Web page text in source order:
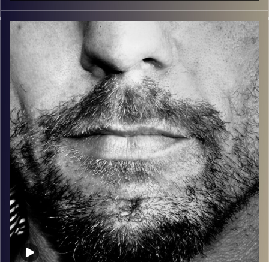
זיפים, מוזיקה מחוספסת של הופעות חיות. הרבה ג'אם, רוק,
בלוז, bluegrass, ג'אז, Fאנק, פרוגרסיב ואפילו אלקטרוניקה.
כל מה שחי, אמיתי ונושם.
עם שמוליק רגב.
קרדיט תמונות: David Goehring